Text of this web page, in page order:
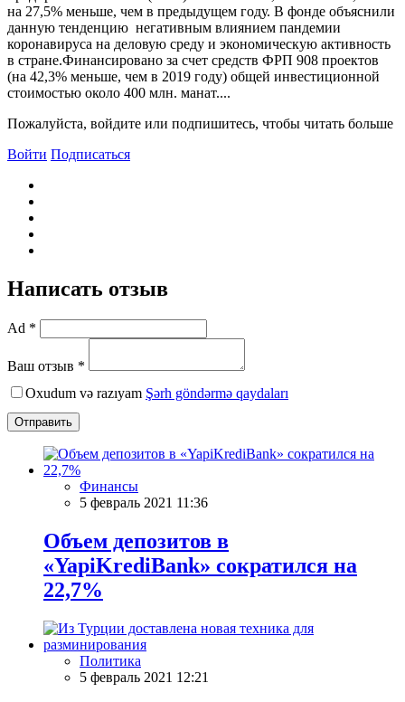
на 27,5% меньше, чем в предыдущем году. В фонде объяснили
данную тенденцию негативным влиянием пандемии
коронавируса на деловую среду и экономическую активность
в стране.Финансировано за счет средств ФРП 908 проектов
(на 42,3% меньше, чем в 2019 году) общей инвестиционной
стоимостью около 400 млн. манат....
Пожалуйста, войдите или подпишитесь, чтобы читать больше
Войти Подписаться
Написать отзыв
Ad *
Ваш отзыв *
Oxudum və razıyam Şərh göndərmə qaydaları
Отправить
Финансы
5 февраль 2021 11:36
Объем депозитов в
«YapiKrediBank» сократился на
22,7%
Политика
5 февраль 2021 12:21